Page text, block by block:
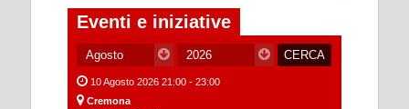
Eventi e iniziative
10 Agosto 2026 21:00 - 23:00
Cremona